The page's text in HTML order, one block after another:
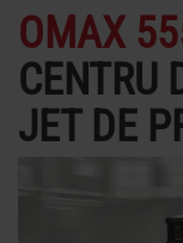
UTILAJE DE DEBITAT
APĂ
OMAX
CENTRU
JET DE